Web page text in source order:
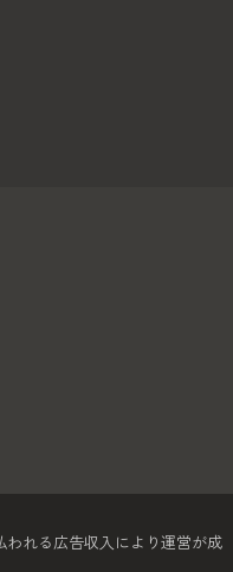
われる広告収入により運営が成